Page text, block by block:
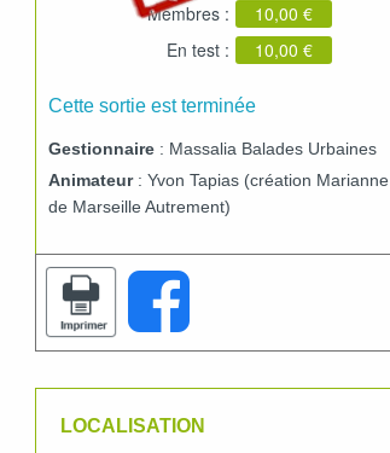
Membres :
10,00 €
En test :
10,00 €
Cette sortie est terminée
Gestionnaire : Massalia Balades Urbaines
Animateur: Yvon Tapias (création Marianne
de Marseille Autrement)
LOCALISATION